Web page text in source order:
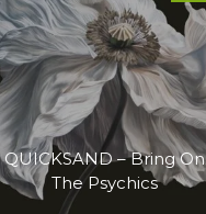
QUICKSAND – Bring On
The Psychics